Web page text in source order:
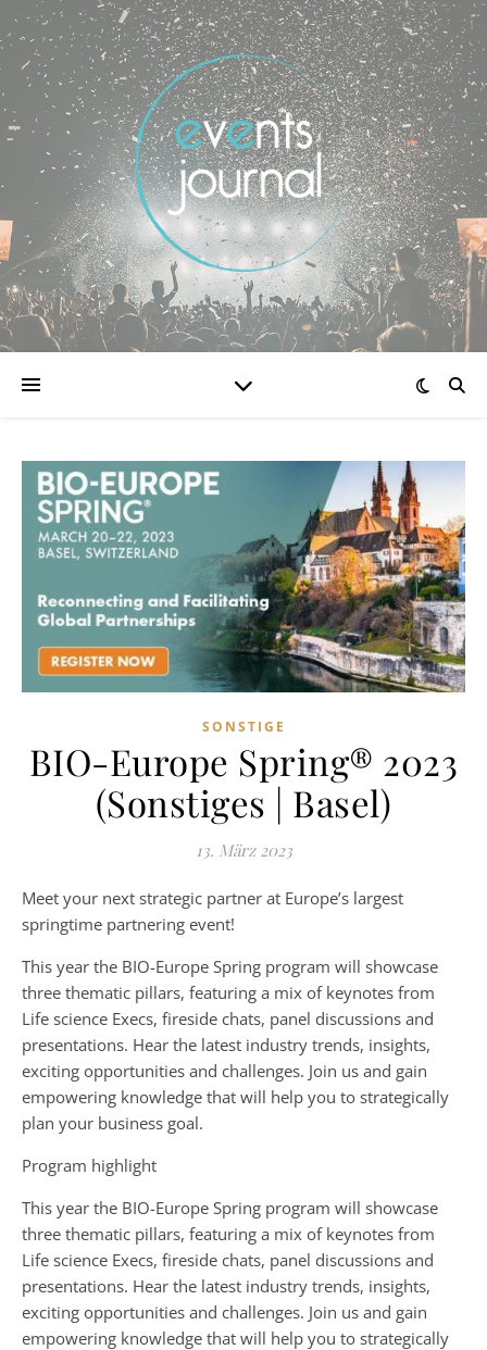
SONSTIGE
BIO-Europe Spring® 2023
(Sonstiges | Basel)
13. März 2023
Meet your next strategic partner at Europe’s largest
springtime partnering event!
This year the BIO-Europe Spring program will showcase
three thematic pillars, featuring a mix of keynotes from
Life science Execs, fireside chats, panel discussions and
presentations. Hear the latest industry trends, insights,
exciting opportunities and challenges. Join us and gain
empowering knowledge that will help you to strategically
plan your business goal.
Program highlight
This year the BIO-Europe Spring program will showcase
three thematic pillars, featuring a mix of keynotes from
Life science Execs, fireside chats, panel discussions and
presentations. Hear the latest industry trends, insights,
exciting opportunities and challenges. Join us and gain
empowering knowledge that will help you to strategically